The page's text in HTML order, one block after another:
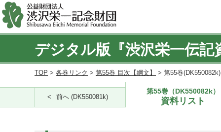
デジタル版『渋沢栄一伝記
TOP > 各巻リンク > 第55巻 目次【綱文】 > 第55巻
前へ (DK550081k)
第55巻（DK550082k）
資料リスト